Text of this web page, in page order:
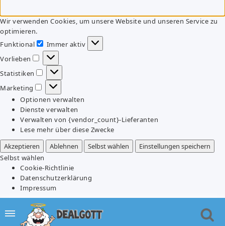
Wir verwenden Cookies, um unsere Website und unseren Service zu
optimieren.
Funktional
Funktional
Immer aktiv
Vorlieben
Vorlieben
Statistiken
Statistiken
Marketing
Marketing
Optionen verwalten
Dienste verwalten
Verwalten von {vendor_count}-Lieferanten
Lese mehr über diese Zwecke
Akzeptieren
Ablehnen Selbst wählen
Einstellungen speichern
Selbst wählen
Cookie-Richtlinie
Datenschutzerklärung
Impressum